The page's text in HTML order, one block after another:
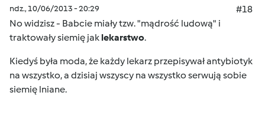
ndz., 10/06/2013 - 20:29
#18
No widzisz - Babcie miały tzw. "mądrość ludową" i
traktowały siemię jak lekarstwo.
Kiedyś była moda, że każdy lekarz przepisywał antybiotyk
na wszystko, a dzisiaj wszyscy na wszystko serwują sobie
siemię lniane.